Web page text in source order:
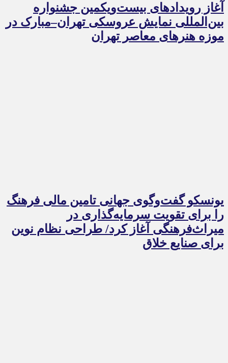
آغاز رویدادهای بیست‌ویکمین جشنواره
بین‌المللی نمایش عروسکی تهران–مبارک در
موزه هنرهای معاصر تهران
یونسکو گفت‌وگوی جهانی تامین مالی فرهنگ
را برای تقویت سرمایه‌گذاری در
میراث‌فرهنگی آغاز کرد/ طراحی نظام نوین
برای صنایع خلاق